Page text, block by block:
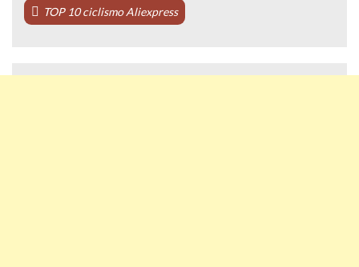
TOP 10 ciclismo Aliexpress